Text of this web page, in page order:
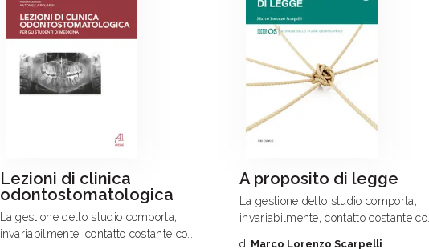
Lezioni di clinica
odontostomatologica
La gestione dello studio comporta,
invariabilmente, contatto costante con
A proposito di legge
La gestione dello studio comporta,
invariabilmente, contatto costante con
di Marco Lorenzo Scarpelli